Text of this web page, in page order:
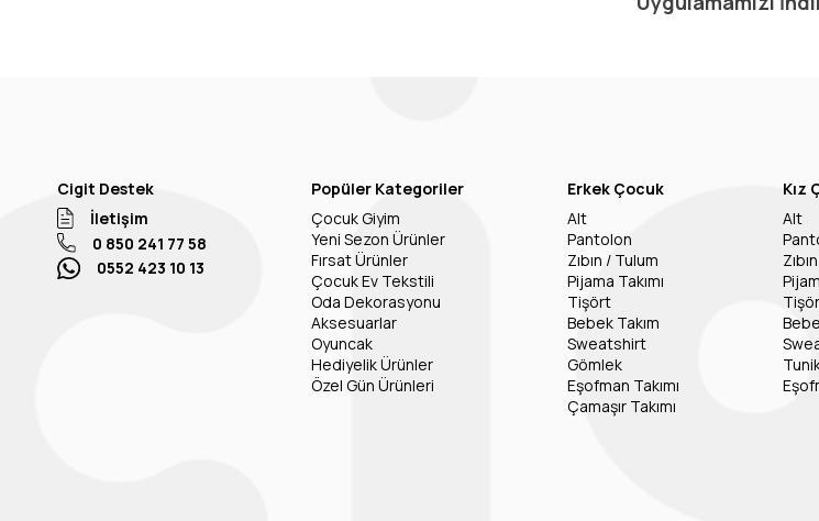
Cigit Destek
İletişim
0 850 241 77 58
0552 423 10 13
Popüler Kategoriler
Çocuk Giyim
Yeni Sezon Ürünler
Fırsat Ürünler
Çocuk Ev Tekstili
Oda Dekorasyonu
Aksesuarlar
Oyuncak
Hediyelik Ürünler
Özel Gün Ürünleri
Erkek Çocuk
Alt
Pantolon
Zıbın / Tulum
Pijama Takımı
Tişört
Bebek Takım
Sweatshirt
Gömlek
Eşofman Takımı
Çamaşır Takımı
Kız
Alt